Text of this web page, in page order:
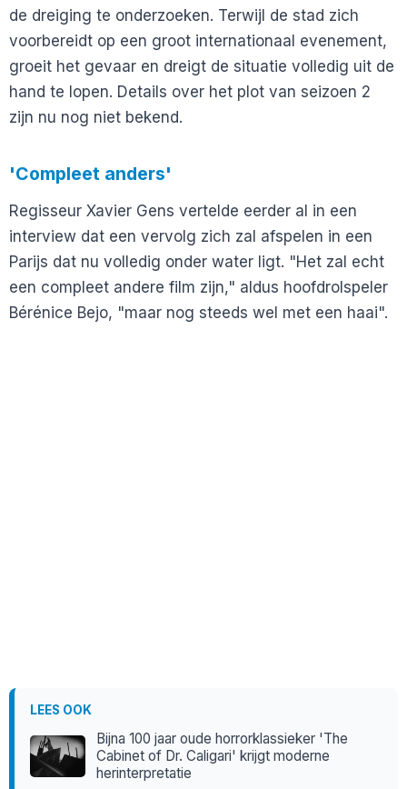
de dreiging te onderzoeken. Terwijl de stad zich
voorbereidt op een groot internationaal evenement,
groeit het gevaar en dreigt de situatie volledig uit de
hand te lopen. Details over het plot van seizoen 2
zijn nu nog niet bekend.
'Compleet anders'
Regisseur Xavier Gens vertelde eerder al in een
interview dat een vervolg zich zal afspelen in een
Parijs dat nu volledig onder water ligt. "Het zal echt
een compleet andere film zijn," aldus hoofdrolspeler
Bérénice Bejo, "maar nog steeds wel met een haai".
LEES OOK
Bijna 100 jaar oude horrorklassieker 'The
Cabinet of Dr. Caligari' krijgt moderne
herinterpretatie